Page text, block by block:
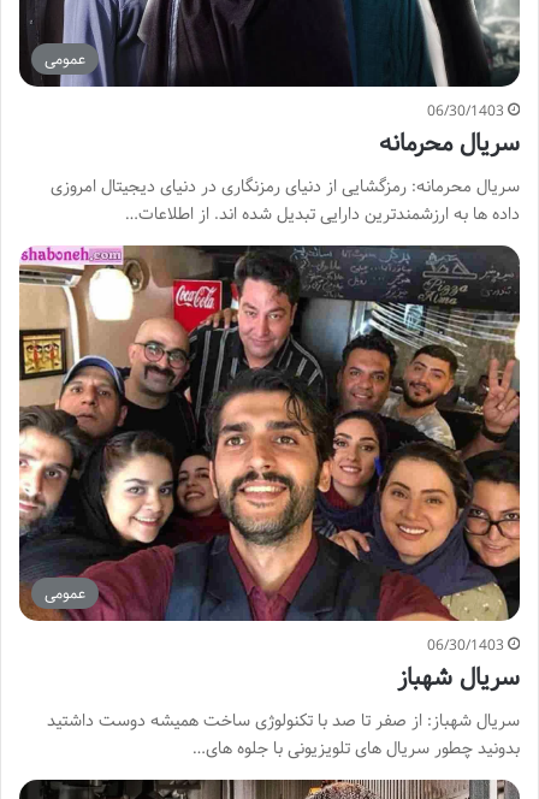
عمومی
06/30/1403
سریال محرمانه
سریال محرمانه: رمزگشایی از دنیای رمزنگاری در دنیای دیجیتال امروزی
داده ها به ارزشمندترین دارایی تبدیل شده اند. از اطلاعات…
عمومی
06/30/1403
سریال شهباز
سریال شهباز: از صفر تا صد با تکنولوژی ساخت همیشه دوست داشتید
بدونید چطور سریال های تلویزیونی با جلوه های…